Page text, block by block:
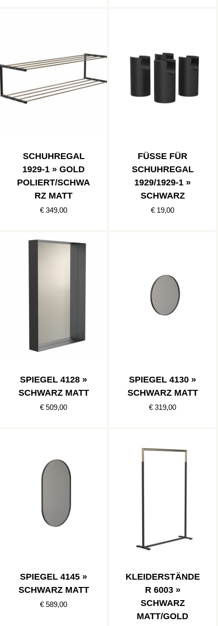
SCHUHREGAL
1929-1 » GOLD
POLIERT/SCHWA
RZ MATT
€ 349,00
FÜSSE FÜR S
CHUHREGAL 1
929/1929-1 » S
CHWARZ
€ 19,00
SPIEGEL 4128 »
SCHWARZ MATT
€ 509,00
SPIEGEL 4130 »
SCHWARZ MATT
€ 319,00
SPIEGEL 4145 »
SCHWARZ MATT
€ 589,00
KLEIDERSTÄNDE
R 6003 »
SCHWARZ
MATT/GOLD